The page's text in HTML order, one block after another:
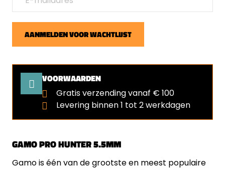
GAMO PRO HUNTER 5.5MM
Gamo is één van de grootste en meest populaire
AANMELDEN VOOR WACHTLIJST
VOORWAARDEN
Gratis verzending vanaf € 100
Levering binnen 1 tot 2 werkdagen